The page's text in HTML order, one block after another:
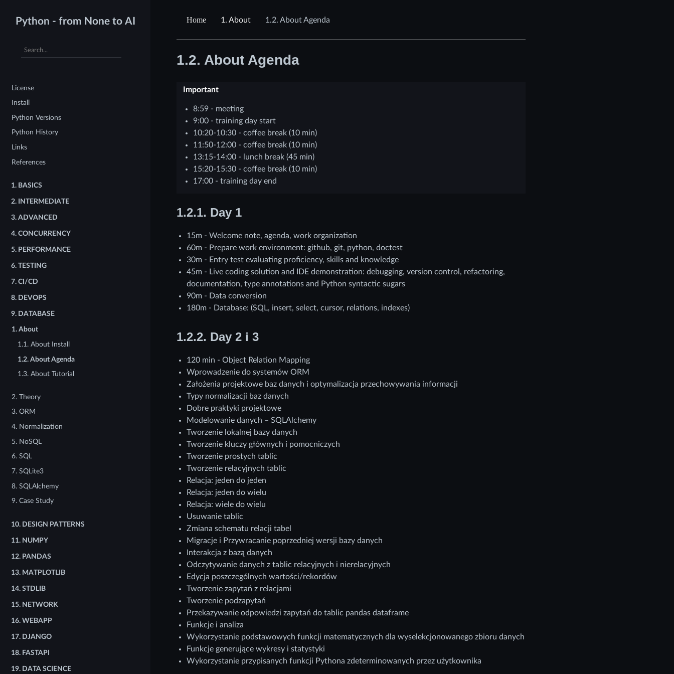
Python - from None to AI
License
Install
Python Versions
Python History
Links
References
1. BASICS
2. INTERMEDIATE
3. ADVANCED
4. CONCURRENCY
5. PERFORMANCE
6. TESTING
7. CI/CD
8. DEVOPS
9. DATABASE
1. About
1.1. About Install
1.2. About Agenda
1.3. About Tutorial
2. Theory
3. ORM
4. Normalization
5. NoSQL
6. SQL
7. SQLite3
8. SQLAlchemy
9. Case Study
10. DESIGN PATTERNS
11. NUMPY
12. PANDAS
13. MATPLOTLIB
14. STDLIB
15. NETWORK
16. WEBAPP
17. DJANGO
18. FASTAPI
19. DATA SCIENCE
1. About 1.2. About Agenda
1.2. About Agenda
Important
8:59 - meeting
9:00 - training day start
10:20-10:30 - coffee break (10 min)
11:50-12:00 - coffee break (10 min)
13:15-14:00 - lunch break (45 min)
15:20-15:30 - coffee break (10 min)
17:00 - training day end
1.2.1. Day 1
15m - Welcome note, agenda, work organization
60m - Prepare work environment: github, git, python, doctest
30m - Entry test evaluating proficiency, skills and knowledge
45m - Live coding solution and IDE demonstration: debugging, version control, refactoring,
documentation, type annotations and Python syntactic sugars
90m - Data conversion
180m - Database: (SQL, insert, select, cursor, relations, indexes)
1.2.2. Day 2 i 3
120 min - Object Relation Mapping
Wprowadzenie do systemów ORM
Założenia projektowe baz danych i optymalizacja przechowywania informacji
Typy normalizacji baz danych
Dobre praktyki projektowe
Modelowanie danych – SQLAlchemy
Tworzenie lokalnej bazy danych
Tworzenie kluczy głównych i pomocniczych
Tworzenie prostych tablic
Tworzenie relacyjnych tablic
Relacja: jeden do jeden
Relacja: jeden do wielu
Relacja: wiele do wielu
Usuwanie tablic
Zmiana schematu relacji tabel
Migracje i Przywracanie poprzedniej wersji bazy danych
Interakcja z bazą danych
Odczytywanie danych z tablic relacyjnych i nierelacyjnych
Edycja poszczególnych wartości/rekordów
Tworzenie zapytań z relacjami
Tworzenie podzapytań
Przekazywanie odpowiedzi zapytań do tablic pandas dataframe
Funkcje i analiza
Wykorzystanie podstawowych funkcji matematycznych dla wyselekcjonowanego zbioru danych
Funkcje generujące wykresy i statystyki
Wykorzystanie przypisanych funkcji Pythona zdeterminowanych przez użytkownika